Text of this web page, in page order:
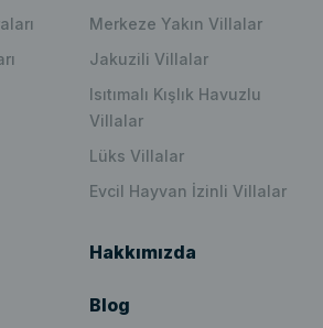
Merkeze Yakın Villalar
Jakuzili Villalar
Isıtımalı Kışlık Havuzlu
Villalar
Lüks Villalar
Evcil Hayvan İzinli Villalar
Hakkımızda
Blog